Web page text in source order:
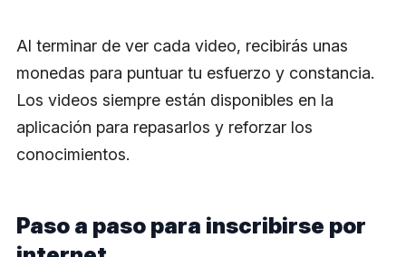
Al terminar de ver cada video, recibirás unas
monedas para puntuar tu esfuerzo y constancia.
Los videos siempre están disponibles en la
aplicación para repasarlos y reforzar los
conocimientos.
Paso a paso para inscribirse por